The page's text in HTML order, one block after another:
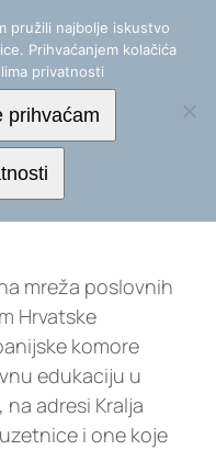
– Otočac
mreža poslovnih
Hrvatske
komore
edukaciju u
adresi Kralja
i one koje
pružili najbolje iskustvo
Prihvaćanjem kolačića
privatnosti
prihvaćam